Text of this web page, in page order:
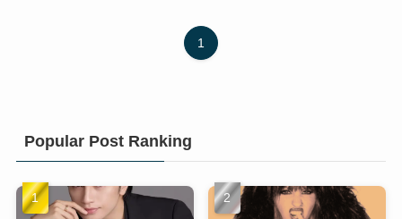
1
Popular Post Ranking